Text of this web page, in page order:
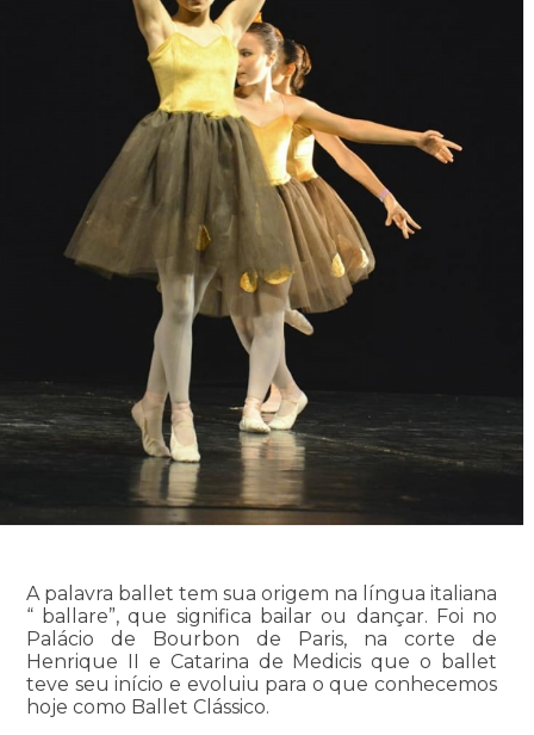
A palavra ballet tem sua origem na língua italiana
“ ballare”, que significa bailar ou dançar. Foi no
Palácio de Bourbon de Paris, na corte de
Henrique II e Catarina de Medicis que o ballet
teve seu início e evoluiu para o que conhecemos
hoje como Ballet Clássico.